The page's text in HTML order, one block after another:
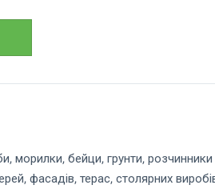
морилки, бейци, грунти,
фасадів, терас, столярних